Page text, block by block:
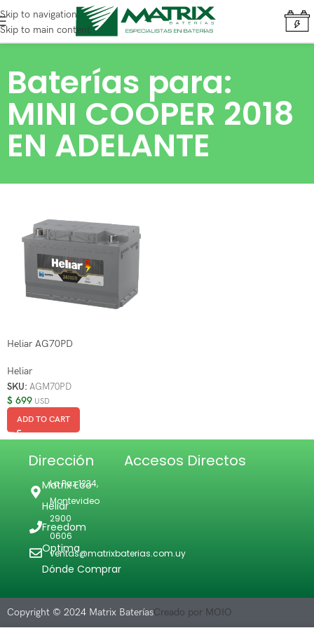
Skip to navigation
Skip to main content
Baterías para:
MINI COOPER 2018
EN ADELANTE
Heliar AG70PD
Heliar
SKU: AGM70PD
$ 699 USD
ADD TO CART
Dirección
La Paz 1234,
Montevideo
2900
0606
ventas@matrixbaterias.com.uy
Accesos Directos
Matrix Eco
Heliar
Freedom
Optima
Dónde Comprar
Copyright © 2024 Matrix BateríasCreado por MOIO